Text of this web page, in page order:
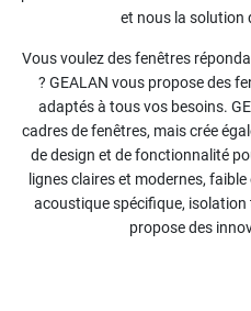
et nous la solution
Vous voulez des fenêtres
? GEALAN vous propose des
adaptés à tous vos besoins.
cadres de fenêtres, mais crée
de design et de fonctionnalité
lignes claires et modernes,
acoustique spécifique, isolation
propose des